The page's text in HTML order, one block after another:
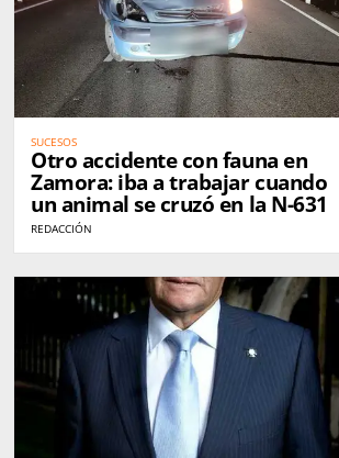
SUCESOS
Otro accidente con fauna en
Zamora: iba a trabajar cuando
un animal se cruzó en la N-631
REDACCIÓN